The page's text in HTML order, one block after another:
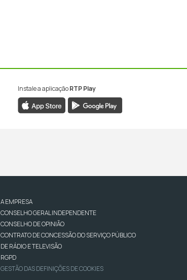
Instale a aplicaçãoRTP Play
A EMPRESA
CONSELHO GERAL INDEPENDENTE
CONSELHO DE OPINIÃO
CONTRATO DE CONCESSÃO DO SERVIÇO PÚBLICO
DE RÁDIO E TELEVISÃO
RGPD
GESTÃO DAS DEFINIÇÕES DE COOKIES